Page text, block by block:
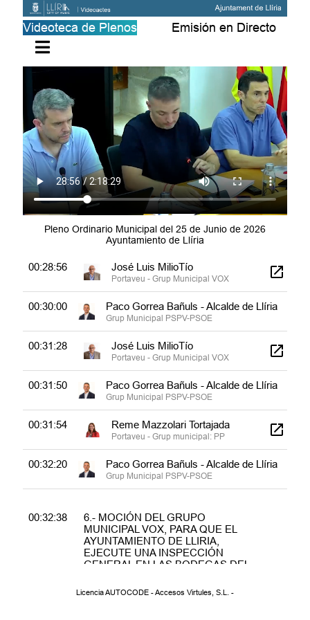
Videoteca de Plenos Emisión en Directo
Pleno Ordinario Municipal del 25 de Junio de 2026
Ayuntamiento de Llíria
CENTRO OCUPACIONAL DE LLÍRIA
00:23:08
5.- DECLARACIÓN INSTITUCIONAL
TIPO DE CORRUPCIÓN.
00:23:08 Jorge Vicente Vera Gil
Secretario Municipal
00:23:16 Paco Gorrea Bañuls - Alcalde de Llíria
Grup Municipal PSPV-PSOE
00:23:44 Susi Subiela Moros
Portaveu suplent 1 - Grup municipal:
PP
00:28:35 Paco Gorrea Bañuls - Alcalde de Llíria
Grup Municipal PSPV-PSOE
00:28:56 José Luis MilioTío
Portaveu - Grup Municipal VOX
00:30:00 Paco Gorrea Bañuls - Alcalde de Llíria
Grup Municipal PSPV-PSOE
00:31:28 José Luis MilioTío
Portaveu - Grup Municipal VOX
00:31:50 Paco Gorrea Bañuls - Alcalde de Llíria
Grup Municipal PSPV-PSOE
00:31:54 Reme Mazzolari Tortajada
Portaveu - Grup municipal: PP
00:32:20 Paco Gorrea Bañuls - Alcalde de Llíria
Grup Municipal PSPV-PSOE
00:32:38
6.- MOCIÓN DEL GRUPO
MUNICIPAL VOX, PARA QUE EL
AYUNTAMIENTO DE LLIRIA,
EJECUTE UNA INSPECCIÓN
GENERAL EN LAS BODEGAS DEL
RUINAS Y SOLARES
Licencia AUTOCODE - Accesos Virtules, S.L. -